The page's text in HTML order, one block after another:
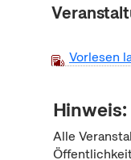
Vorlesen
Hinweis:
Alle